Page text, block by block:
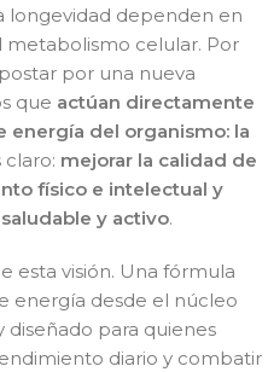
longevidad dependen en
metabolismo celular. Por
por una nueva
que actúan directamente
energía del organismo: la
claro: mejorar la calidad de
físico e intelectual y
y activo.
esta visión. Una fórmula
energía desde el núcleo
diseñado para quienes
diario y combatir